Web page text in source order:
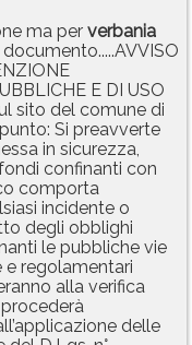
ma per verbania
E DI USO
sito del comune di
Si preavverte
in sicurezza,
confinanti con
comporta
incidente o
degli obblighi
le pubbliche vie
regolamentari
alla verifica
delle